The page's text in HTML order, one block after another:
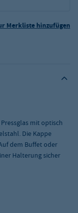
Merkliste hinzufügen
mit optisch
Die Kappe
dem Buffet oder
Halterung sicher